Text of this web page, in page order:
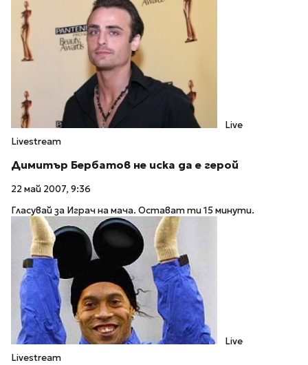
Live
Livestream
Димитър Бербатов не иска да е герой
22 май 2007, 9:36
Гласувай за Играч на мача. Остават ти 15 минути.
Live
Livestream